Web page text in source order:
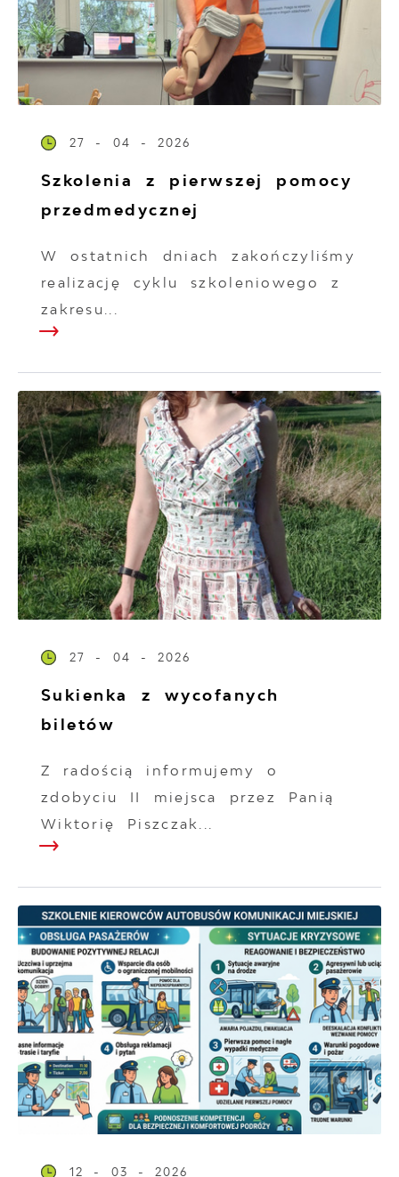
27 - 04 - 2026
Szkolenia z pierwszej pomocy
przedmedycznej
W ostatnich dniach zakończyliśmy
realizację cyklu szkoleniowego z
zakresu...
27 - 04 - 2026
Sukienka z wycofanych
biletów
Z radością informujemy o
zdobyciu II miejsca przez Panią
Wiktorię Piszczak...
12 - 03 - 2026